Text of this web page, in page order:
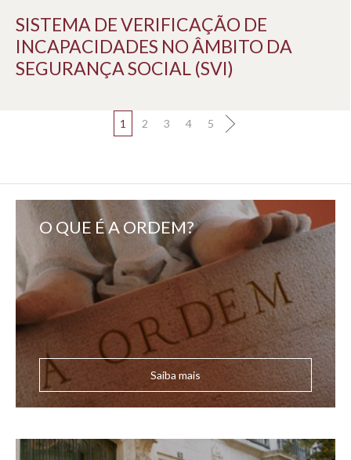
SISTEMA DE VERIFICAÇÃO DE
INCAPACIDADES NO ÂMBITO DA
SEGURANÇA SOCIAL (SVI)
1 2 3 4 5
O QUE É A ORDEM?
Saiba mais